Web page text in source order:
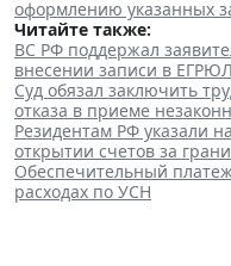
оформлению указанных
Читайте также:
ВС РФ поддержал
внесении записи в ЕГРЮЛ
Суд обязал заключить
отказа в приеме
Резидентам РФ указали
открытии счетов за
Обеспечительный
расходах по УСН